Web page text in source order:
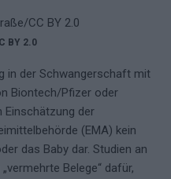
BY 2.0
in der Schwangerschaft mit
Biontech/Pfizer oder
Einschätzung der
(EMA) kein
das Baby dar. Studien an
Belege“ dafür,